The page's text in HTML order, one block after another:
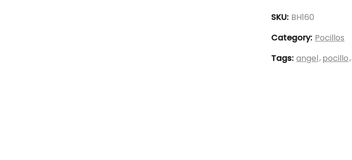
Stitch
BH160
quantity
SKU: BH160
Category: Pocillos
Tags: angel pocillo